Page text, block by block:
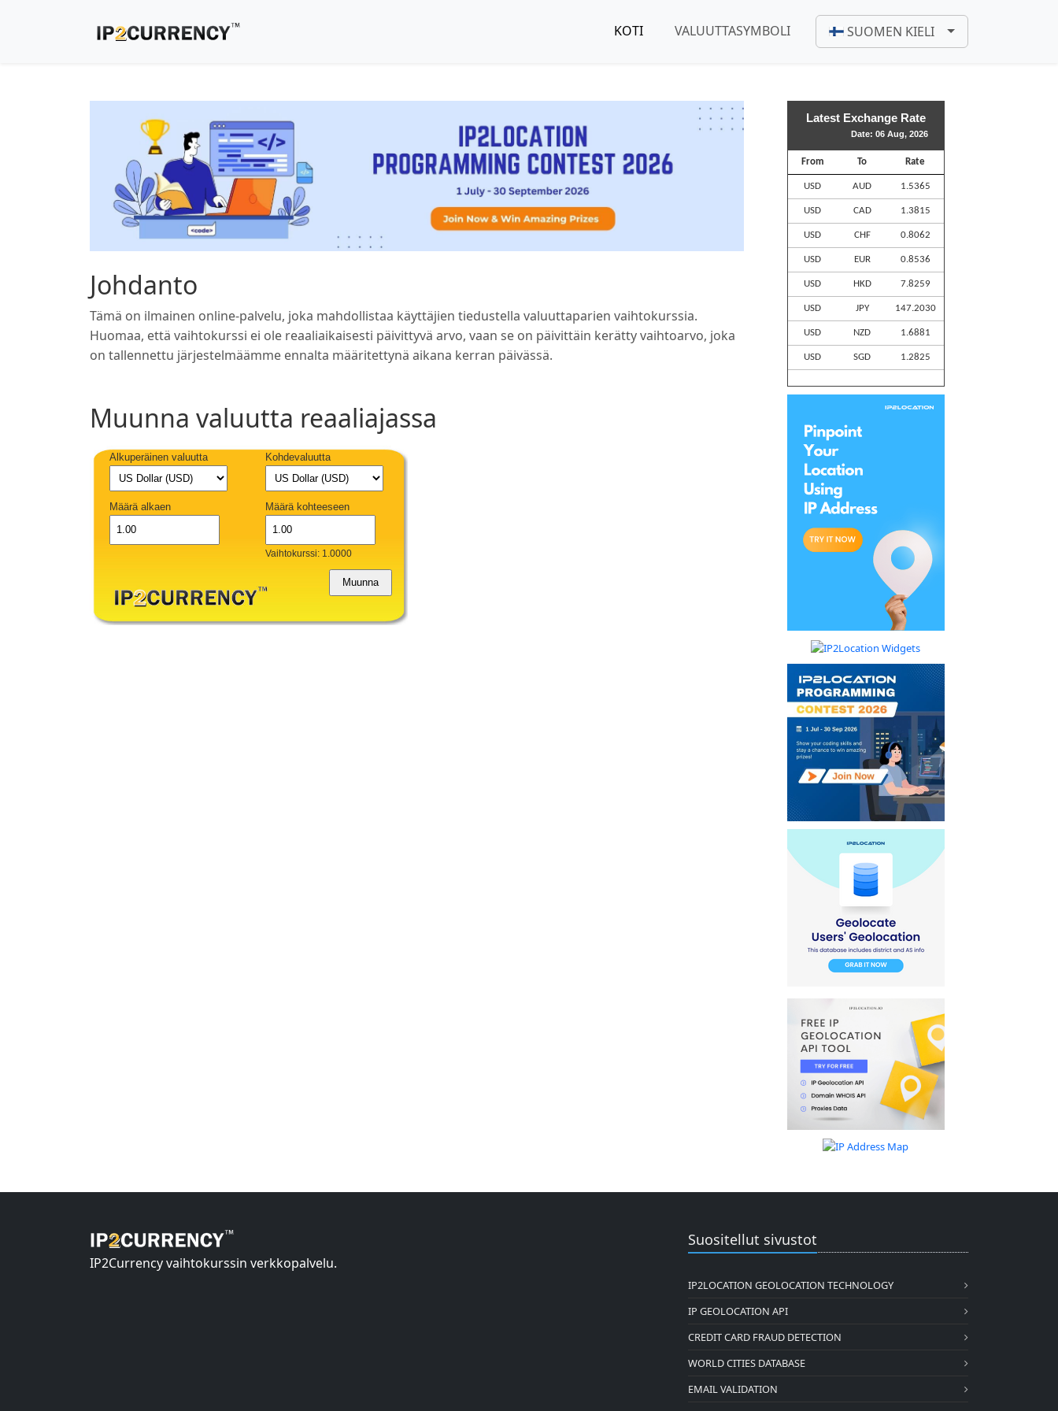
KOTI VALUUTTASYMBOLI SUOMEN KIELI
Johdanto
Tämä on ilmainen online-palvelu, joka mahdollistaa käyttäjien tiedustella valuuttaparien vaihtokurssia.
Huomaa, että vaihtokurssi ei ole reaaliaikaisesti päivittyvä arvo, vaan se on päivittäin kerätty vaihtoarvo, joka
on tallennettu järjestelmäämme ennalta määritettynä aikana kerran päivässä.
Muunna valuutta reaaliajassa
Alkuperäinen valuutta Kohdevaluutta
Määrä alkaen Määrä kohteeseen
Vaihtokurssi: 1.0000
Latest Exchange Rate
Date: 06 Aug, 2026
From To Rate
USD AUD 1.5365
USD CAD 1.3815
USD CHF 0.8062
USD EUR 0.8536
USD HKD 7.8259
USD JPY 147.2030
USD NZD 1.6881
USD SGD 1.2825
IP2Currency vaihtokurssin verkkopalvelu.
Suositellut sivustot
IP2LOCATION GEOLOCATION TECHNOLOGY
IP GEOLOCATION API
CREDIT CARD FRAUD DETECTION
WORLD CITIES DATABASE
EMAIL VALIDATION